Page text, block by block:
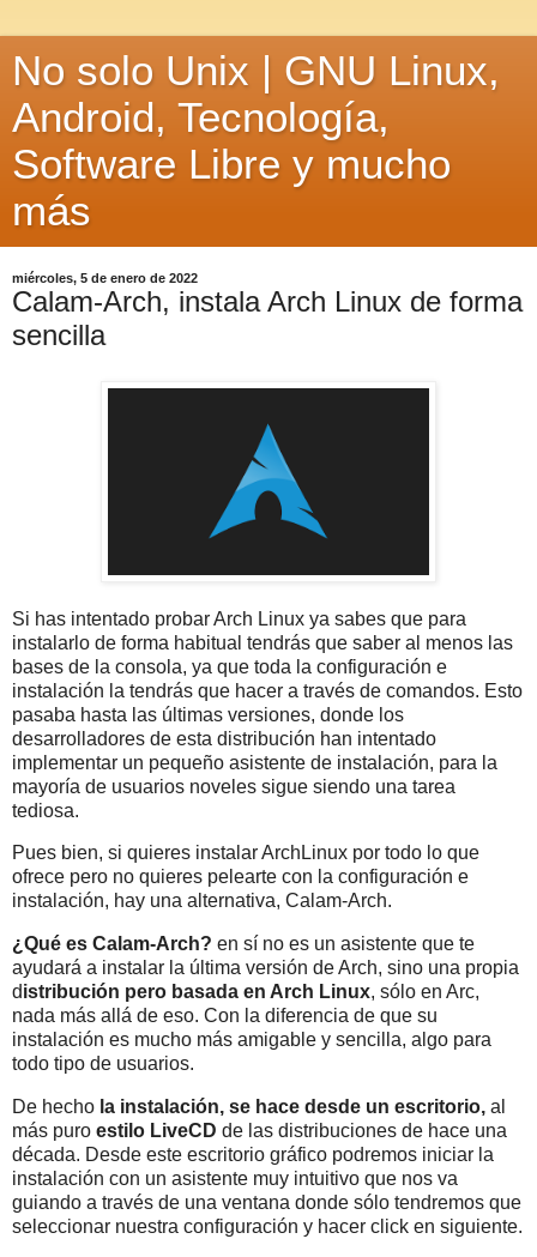
No solo Unix | GNU Linux,
Android, Tecnología,
Software Libre y mucho
más
miércoles, 5 de enero de 2022
Calam-Arch, instala Arch Linux de forma
sencilla
Si has intentado probar Arch Linux ya sabes que para
instalarlo de forma habitual tendrás que saber al menos las
bases de la consola, ya que toda la configuración e
instalación la tendrás que hacer a través de comandos. Esto
pasaba hasta las últimas versiones, donde los
desarrolladores de esta distribución han intentado
implementar un pequeño asistente de instalación, para la
mayoría de usuarios noveles sigue siendo una tarea
tediosa.
Pues bien, si quieres instalar ArchLinux por todo lo que
ofrece pero no quieres pelearte con la configuración e
instalación, hay una alternativa, Calam-Arch.
¿Qué es Calam-Arch? en sí no es un asistente que te
ayudará a instalar la última versión de Arch, sino una propia
distribución pero basada en Arch Linux, sólo en Arc,
nada más allá de eso. Con la diferencia de que su
instalación es mucho más amigable y sencilla, algo para
todo tipo de usuarios.
De hecho la instalación, se hace desde un escritorio, al
más puro estilo LiveCD de las distribuciones de hace una
década. Desde este escritorio gráfico podremos iniciar la
instalación con un asistente muy intuitivo que nos va
guiando a través de una ventana donde sólo tendremos que
seleccionar nuestra configuración y hacer click en siguiente.